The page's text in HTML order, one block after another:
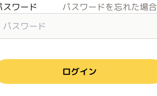
スワード パスワードを忘れた場合
ログイン